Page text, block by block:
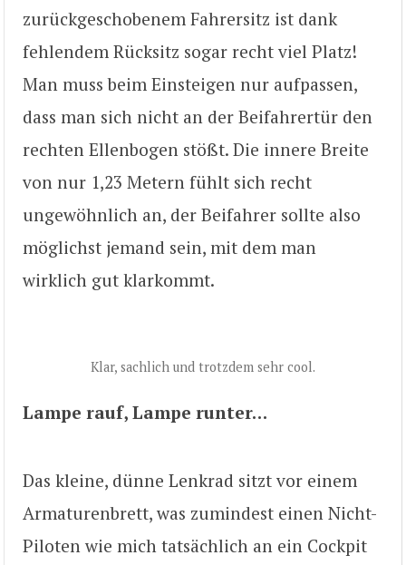
zurückgeschobenem Fahrersitz ist dank
fehlendem Rücksitz sogar recht viel Platz!
Man muss beim Einsteigen nur aufpassen,
dass man sich nicht an der Beifahrertür den
rechten Ellenbogen stößt. Die innere Breite
von nur 1,23 Metern fühlt sich recht
ungewöhnlich an, der Beifahrer sollte also
möglichst jemand sein, mit dem man
wirklich gut klarkommt.
Klar, sachlich und trotzdem sehr cool.
Lampe rauf, Lampe runter…
Das kleine, dünne Lenkrad sitzt vor einem
Armaturenbrett, was zumindest einen Nicht-
Piloten wie mich tatsächlich an ein Cockpit